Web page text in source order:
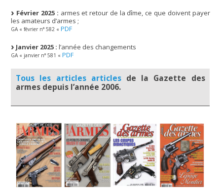
Février 2025 : armes et retour de la dîme, ce que doivent payer
les amateurs d’armes ;
GA « février n° 582 « PDF
Janvier 2025 : l’année des changements
GA « janvier n° 581 « PDF
Tous les articles articlesde la Gazette des
armes depuis l’année 2006.